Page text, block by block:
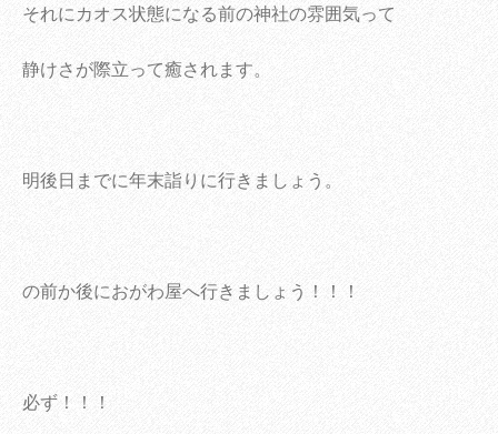
それにカオス状態になる前の神社の雰囲気って
静けさが際立って癒されます。
明後日までに年末詣りに行きましょう。
の前か後におがわ屋へ行きましょう！！！
必ず！！！